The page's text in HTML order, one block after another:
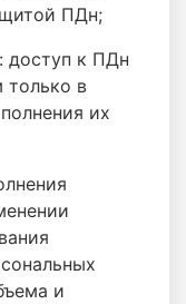
ПДн;
доступ к ПДн
только в
их
и